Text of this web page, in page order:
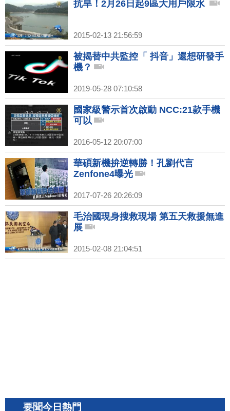
抗旱！2月26日起9區大用戶限水
2015-02-13 21:56:59
被揭替中共監控「 抖音」還想研發手
機？
2019-05-28 07:10:58
國家級警示首次啟動 NCC:21款手機
可以
2016-05-12 20:07:00
華碩新機拚逆轉勝！孔劉代言
Zenfone4曝光
2017-07-26 20:26:09
毛治國現身搜救現場 第五天救援無進
展
2015-02-08 21:04:51
要聞今日熱門